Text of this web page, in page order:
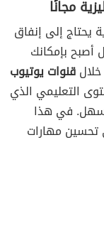
مجانًا
يحتاج إلى إنفاق
أصبح بإمكانك
قنوات يوتيوب
التعليمي الذي
في هذا
مهارات